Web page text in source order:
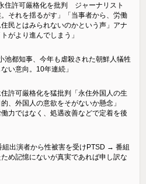
住許可厳格化を批判 ジャーナリスト
。それを揺るがす」「当事者から、労働
民とはみられないのかという声」アナ
がより進んでしまう」
池都知事、今年も虐殺された朝鮮人犠牲
い意向。10年連続」
許可厳格化を猛批判「永住外国人の生
、外国人の意欲をそがないか懸念」
働力ではなく、処遇改善などで定着を後
組出演者から性被害を受けPTSD → 番組
め記憶にないが真実であれば申し訳な